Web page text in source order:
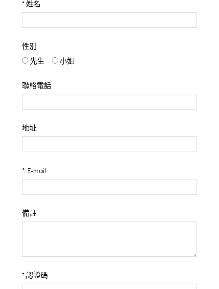
*姓名
性別
先生
小姐
聯絡電話
地址
* E-mail
備註
*認證碼